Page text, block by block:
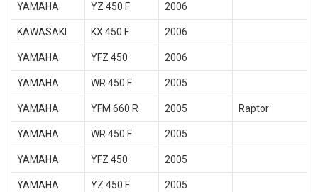
YAMAHA YZ 450 F 2006
KAWASAKI KX 450 F 2006
YAMAHA YFZ 450 2006
YAMAHA WR 450 F 2005
YAMAHA YFM 660 R 2005 Raptor
YAMAHA WR 450 F 2005
YAMAHA YFZ 450 2005
YAMAHA YZ 450 F 2005